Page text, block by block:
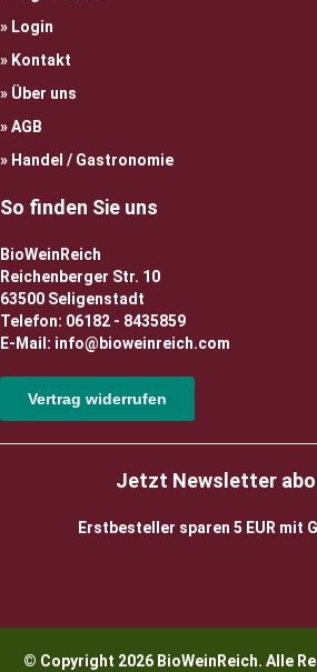
Login
Kontakt
Über uns
AGB
Handel / Gastronomie
So finden Sie uns
BioWeinReich
Reichenberger Str. 10
63500 Seligenstadt
Telefon: 06182 - 8435859
E-Mail: info@bioweinreich.com
Vertrag widerrufen
Jetzt Newsletter
Erstbesteller sparen 5 EUR mit
© Copyright 2026 BioWeinReich. Alle